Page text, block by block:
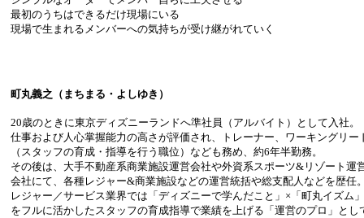
最初のうちはできるだけ現場にいる
現場で生まれるメンバーへの気持ちが受け継がれていく
町丸義之（まちまる・よしゆき）
20歳のときに東京ディズニーランドへ準社員（アルバイト）として入社。
仕事および人心掌握能力の高さが評価され、トレーナー、ワーキングリー
（スタッフの育成・指導を行う職位）なども務め、約6年半勤務。
その後は、大手不動産系商業施設運営会社や外資系スポーツ&リゾート運
会社にて、各種レジャー&商業施設などの運営統括や総支配人などを歴任
レジャー／サービス業界では「ディズニーで学んだこと」×「町丸イズム」
をフルに活かしたスタッフの育成指導で業績を上げる「運営のプロ」とし